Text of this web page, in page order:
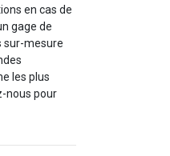
en cas de
gage de
sur-mesure
les plus
nous pour